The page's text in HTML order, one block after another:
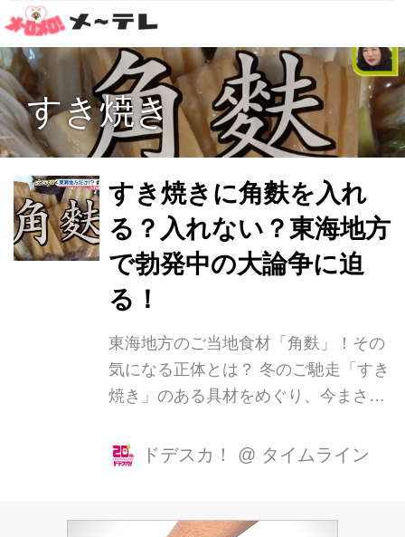
すき焼き
すき焼きに角麩を入れ
る？入れない？東海地方
で勃発中の大論争に迫
る！
東海地方のご当地食材「角麩」！その
気になる正体とは？ 冬のご馳走「すき
焼き」のある具材をめぐり、今まさに
その具材とは…そう！東海地方のご当
入れる派？入れない派？」を大調査し
ドデスカ！ @ タイムライン